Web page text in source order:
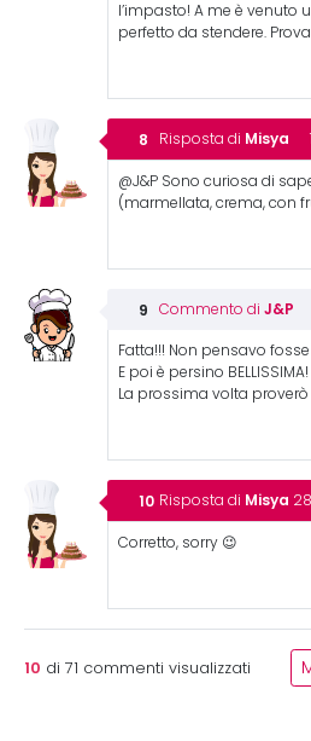
l’impasto! A me è venuto
perfetto da stendere.
Risposta di Misya
@J&P Sono curiosa di
(marmellata, crema, con
Commento di J&P
Fatta!!! Non pensavo fosse
E poi è persino BELLISSIMA!
La prossima volta
Risposta di Misya
Corretto, sorry 😉
10 di 71 commenti visualizzati